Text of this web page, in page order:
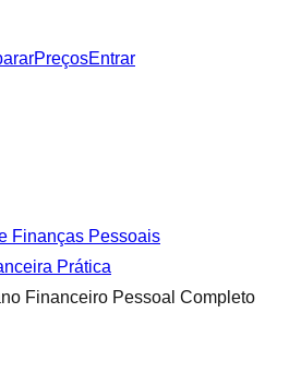
PreçosEntrar
Finanças Pessoais
Prática
Financeiro Pessoal Completo